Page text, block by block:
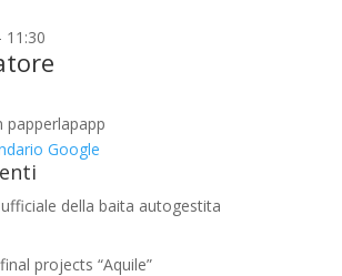
11:30
papperlapapp
Google
della baita autogestita
projects “Aquile”